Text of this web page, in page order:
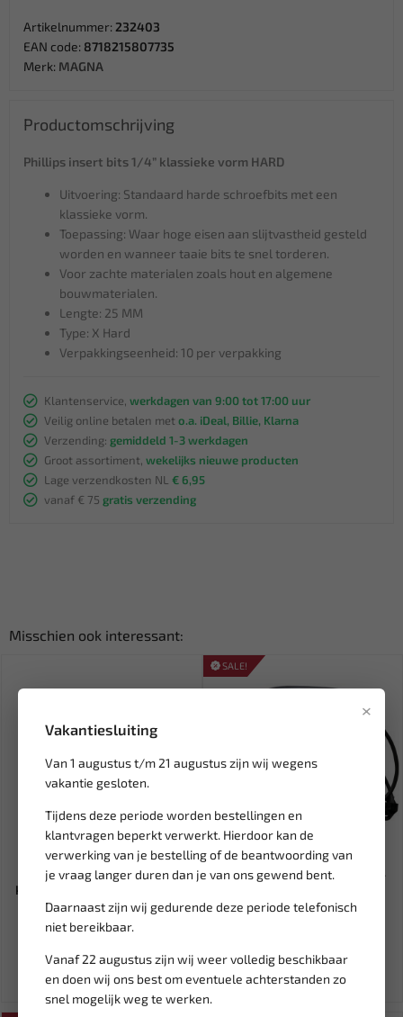
×
Vakantiesluiting
Van 1 augustus t/m 21 augustus zijn wij wegens
vakantie gesloten.
Tijdens deze periode worden bestellingen en
klantvragen beperkt verwerkt. Hierdoor kan de
verwerking van je bestelling of de beantwoording van
je vraag langer duren dan je van ons gewend bent.
Daarnaast zijn wij gedurende deze periode telefonisch
niet bereikbaar.
Vanaf 22 augustus zijn wij weer volledig beschikbaar
en doen wij ons best om eventuele achterstanden zo
snel mogelijk weg te werken.
Artikelnummer: 232403
EAN code: 8718215807735
Merk: MAGNA
Productomschrijving
Phillips insert bits 1/4” klassieke vorm HARD
Uitvoering: Standaard harde schroefbits met een
klassieke vorm.
Toepassing: Waar hoge eisen aan slijtvastheid gesteld
worden en wanneer taaie bits te snel torderen.
Voor zachte materialen zoals hout en algemene
bouwmaterialen.
Lengte: 25 MM
Type: X Hard
Verpakkingseenheid: 10 per verpakking
Klantenservice, werkdagen van 9:00 tot 17:00 uur
Veilig online betalen met o.a. iDeal, Billie, Klarna
Verzending: gemiddeld 1-3 werkdagen
Groot assortiment, wekelijks nieuwe producten
Lage verzendkosten NL € 6,95
vanaf € 75 gratis verzending
Misschien ook interessant:
Leverbaar
WEBER TOOLS Assortiment
krimpkous transparant (150...
9,56
SALE!
Leverbaar
RODAC Kabelhaspel 2.5 mm2